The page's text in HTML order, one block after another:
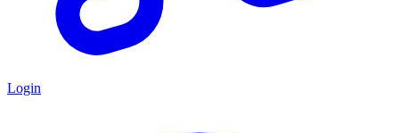
Login